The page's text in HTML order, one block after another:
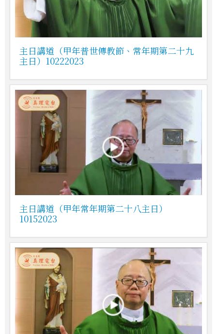
主日講道（甲年普世傳教節、常年期第二十九
主日）10222023
主日講道（甲年常年期第二十八主日）
10152023